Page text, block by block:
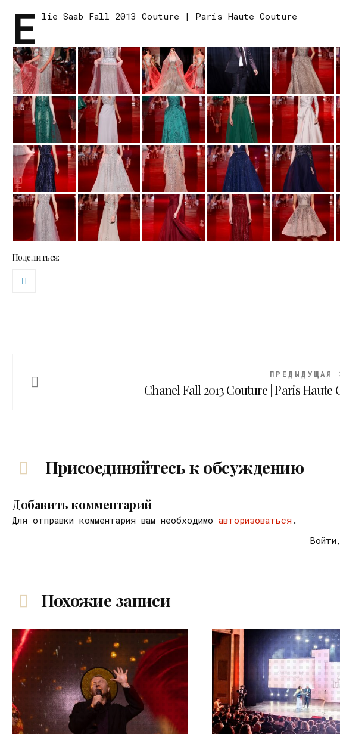
E lie Saab Fall 2013 Couture | Paris Haute Couture
Поделиться:
ПРЕДЫДУЩАЯ
Chanel Fall 2013 Couture | Paris Haute
Присоединяйтесь к обсуждению
Добавить комментарий
Для отправки комментария вам необходимо авторизоваться .
Похожие записи